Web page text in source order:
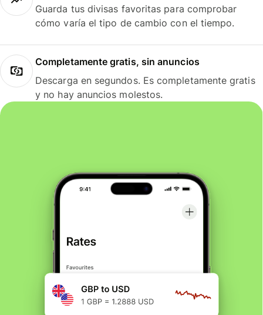
Guarda tus divisas favoritas para comprobar
cómo varía el tipo de cambio con el tiempo.
Completamente gratis, sin anuncios
Descarga en segundos. Es completamente gratis
y no hay anuncios molestos.